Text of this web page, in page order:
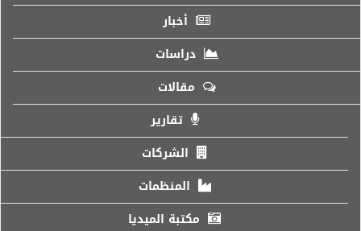
أخبار
دراسات
مقالات
تقارير
الشركات
المنظمات
مكتبة الميديا